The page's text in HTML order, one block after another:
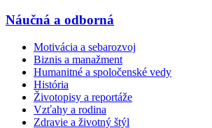
Náučná a odborná
Motivácia a sebarozvoj
Biznis a manažment
Humanitné a spoločenské vedy
História
Životopisy a reportáže
Vzťahy a rodina
Zdravie a životný štýl